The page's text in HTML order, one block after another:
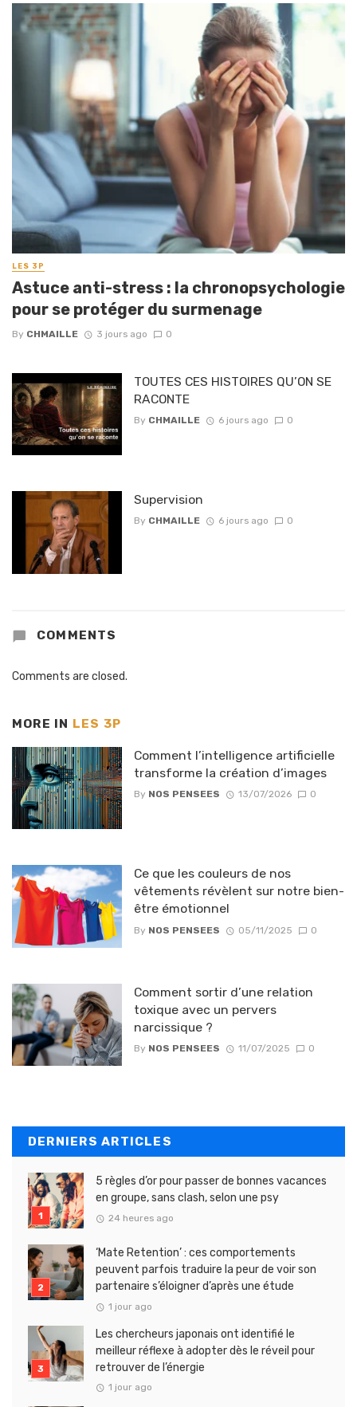
LES 3P
Astuce anti-stress : la chronopsychologie
pour se protéger du surmenage
By CHMAILLE 3 jours ago 0
TOUTES CES HISTOIRES QU’ON SE
RACONTE
By CHMAILLE 6 jours ago 0
Supervision
By CHMAILLE 6 jours ago 0
COMMENTS
Comments are closed.
MORE IN LES 3P
Comment l’intelligence artificielle
transforme la création d’images
By NOS PENSEES 13/07/2026 0
Ce que les couleurs de nos
vêtements révèlent sur notre bien-
être émotionnel
By NOS PENSEES 05/11/2025 0
Comment sortir d’une relation
toxique avec un pervers
narcissique ?
By NOS PENSEES 11/07/2025 0
DERNIERS ARTICLES
5 règles d’or pour passer de bonnes vacances
en groupe, sans clash, selon une psy
24 heures ago
‘Mate Retention’ : ces comportements
peuvent parfois traduire la peur de voir son
partenaire s’éloigner d’après une étude
1 jour ago
Les chercheurs japonais ont identifié le
meilleur réflexe à adopter dès le réveil pour
retrouver de l’énergie
1 jour ago